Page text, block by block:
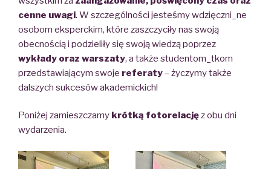
cenne uwagi. W szczególności jesteśmy wdzięczni_ne
osobom eksperckim, które zaszczyciły nas swoją
obecnością i podzieliły się swoją wiedzą poprzez
wykłady oraz warszaty, a także studentom_tkom
przedstawiającym swoje referaty– życzymy także
dalszych sukcesów akademickich!
Poniżej zamieszczamy krótką fotorelacjęz obu dni
wydarzenia.